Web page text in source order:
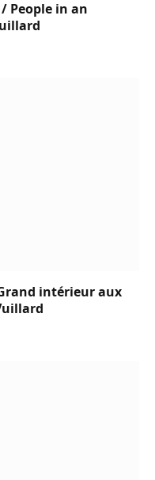
People in an
intérieur aux